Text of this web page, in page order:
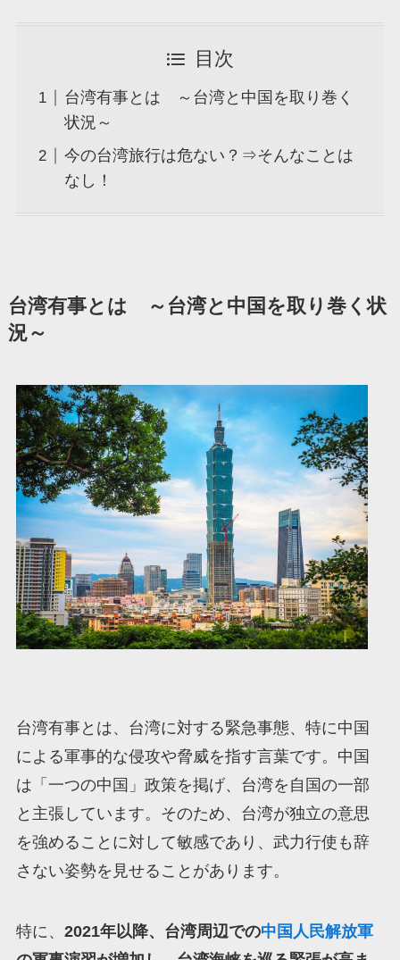
目次
台湾有事とは ～台湾と中国を取り巻く
状況～
今の台湾旅行は危ない？⇒そんなことは
なし！
台湾有事とは ～台湾と中国を取り巻く状
況～
台湾有事とは、台湾に対する緊急事態、特に中国
による軍事的な侵攻や脅威を指す言葉です。中国
は「一つの中国」政策を掲げ、台湾を自国の一部
と主張しています。そのため、台湾が独立の意思
を強めることに対して敏感であり、武力行使も辞
さない姿勢を見せることがあります。
特に、 2021年以降、台湾周辺での中国人民解放軍